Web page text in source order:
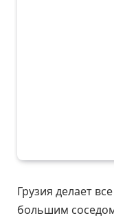
Грузия делает
большим